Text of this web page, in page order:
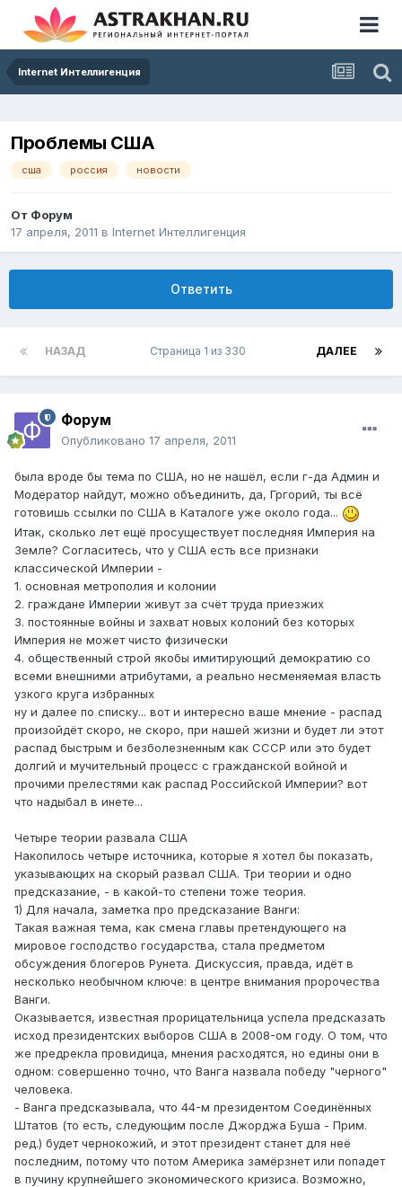
Internet Интеллигенция
Проблемы США
сша россия новости
От Форум
17 апреля, 2011 в Internet Интеллигенция
Ответить
НАЗАД ДАЛЕЕ
Страница 1 из 330
Форум
Опубликовано 17 апреля, 2011
была вроде бы тема по США, но не нашёл, если г-да Админ и
Модератор найдут, можно объединить, да, Гргорий, ты всё
готовишь ссылки по США в Каталоге уже около года...
Итак, сколько лет ещё просуществует последняя Империя на
Земле? Согласитесь, что у США есть все признаки
классической Империи -
1. основная метрополия и колонии
2. граждане Империи живут за счёт труда приезжих
3. постоянные войны и захват новых колоний без которых
Империя не может чисто физически
4. общественный строй якобы имитирующий демократию со
всеми внешними атрибутами, а реально несменяемая власть
узкого круга избранных
ну и далее по списку... вот и интересно ваше мнение - распад
произойдёт скоро, не скоро, при нашей жизни и будет ли этот
распад быстрым и безболезненным как СССР или это будет
долгий и мучительный процесс с гражданской войной и
прочими прелестями как распад Российской Империи? вот
что надыбал в инете...
Четыре теории развала США
Накопилось четыре источника, которые я хотел бы показать,
указывающих на скорый развал США. Три теории и одно
предсказание, - в какой-то степени тоже теория.
1) Для начала, заметка про предсказание Ванги:
Такая важная тема, как смена главы претендующего на
мировое господство государства, стала предметом
обсуждения блогеров Рунета. Дискуссия, правда, идёт в
несколько необычном ключе: в центре внимания пророчества
Ванги.
Оказывается, известная прорицательница успела предсказать
исход президентских выборов США в 2008-ом году. О том, что
же предрекла провидица, мнения расходятся, но едины они в
одном: совершенно точно, что Ванга назвала победу "черного"
человека.
- Ванга предсказывала, что 44-м президентом Соединённых
Штатов (то есть, следующим после Джорджа Буша - Прим.
ред.) будет чернокожий, и этот президент станет для неё
последним, потому что потом Америка замёрзнет или попадет
в пучину крупнейшего экономического кризиса. Возможно,